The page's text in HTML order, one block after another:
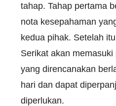
tahap. Tahap pertama
nota kesepahaman
kedua pihak. Setelah
Serikat akan
yang direncanakan
hari dan dapat
diperlukan.